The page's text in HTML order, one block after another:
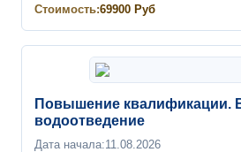
Стоимость:69900 Руб
Повышение квалификации.
водоотведение
Дата начала:11.08.2026